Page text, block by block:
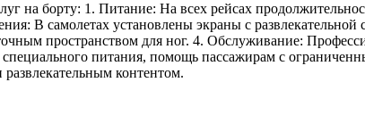
на борту: 1. Питание: На всех рейсах
В самолетах установлены экраны с
пространством для ног. 4. Обслуживание:
питания, помощь пассажирам с
контентом.